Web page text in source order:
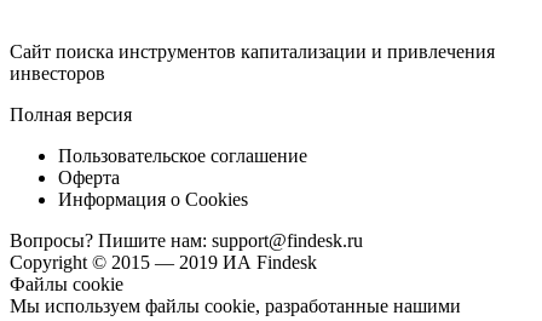
Cайт поиска инструментов капитализации и привлечения
инвесторов
Полная версия
Пользовательское соглашение
Оферта
Информация о Cookies
Вопросы? Пишите нам: support@findesk.ru
Copyright © 2015 — 2019 ИА Findesk
Файлы cookie
Мы используем файлы cookie, разработанные нашими